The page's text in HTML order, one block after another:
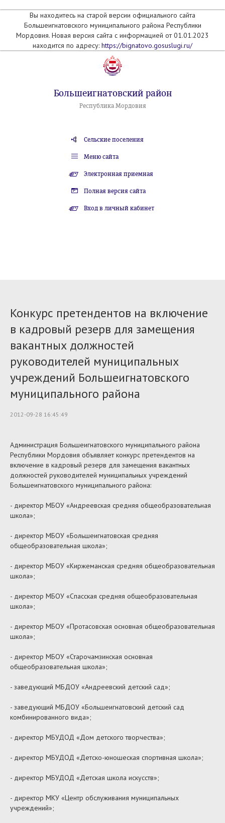
Вы находитесь на старой версии официального сайта
Большеигнатовского муниципального района Республики
Мордовия. Новая версия сайта с информацией от 01.01.2023
находится по адресу: https://bignatovo.gosuslugi.ru/
Большеигнатовский район
Республика Мордовия
Сельские поселения
Меню сайта
Электронная приемная
Полная версия сайта
Вход в личный кабинет
Конкурс претендентов на включение
в кадровый резерв для замещения
вакантных должностей
руководителей муниципальных
учреждений Большеигнатовского
муниципального района
2012-09-28 16:45:49
Администрация Большеигнатовского муниципального района
Республики Мордовия объявляет конкурс претендентов на
включение в кадровый резерв для замещения вакантных
должностей руководителей муниципальных учреждений
Большеигнатовского муниципального района:
- директор МБОУ «Андреевская средняя общеобразовательная
школа»;
- директор МБОУ «Большеигнатовская средняя
общеобразовательная школа»;
- директор МБОУ «Киржеманская средняя общеобразовательная
школа»;
- директор МБОУ «Спасская средняя общеобразовательная
школа»;
- директор МБОУ «Протасовская основная общеобразовательная
школа»;
- директор МБОУ «Старочамзинская основная
общеобразовательная школа»;
- заведующий МБДОУ «Андреевский детский сад»;
- заведующий МБДОУ «Большеигнатовский детский сад
комбинированного вида»;
- директор МБУДОД «Дом детского творчества»;
- директор МБУДОД «Детско-юношеская спортивная школа»;
- директор МБУДОД «Детская школа искусств»;
- директор МКУ «Центр обслуживания муниципальных
учреждений»;